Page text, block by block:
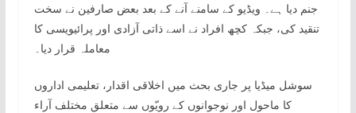
جنم دیا ہے۔ ویڈیو کے سامنے آنے کے بعد بعض صارفین نے سخت
تنقید کی، جبکہ کچھ افراد نے اسے ذاتی آزادی اور پرائیویسی کا
معاملہ قرار دیا۔
سوشل میڈیا پر جاری بحث میں اخلاقی اقدار، تعلیمی اداروں
کا ماحول اور نوجوانوں کے رویّوں سے متعلق مختلف آراء